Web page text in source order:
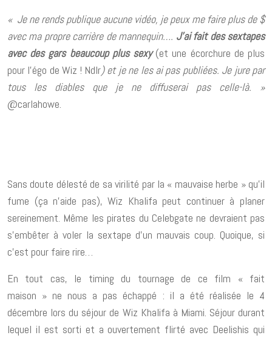
« Je ne rends publique aucune vidéo, je peux me faire plus de $
avec ma propre carrière de mannequin…. J’ai fait des sextapes
avec des gars beaucoup plus sexy(et une écorchure de plus
pour l’égo de Wiz ! Ndlr) et je ne les ai pas publiées. Je jure par
tous les diables que je ne diffuserai pas celle-là. »
@carlahowe.
Sans doute délesté de sa virilité par la « mauvaise herbe » qu’il
fume (ça n’aide pas), Wiz Khalifa peut continuer à planer
sereinement. Même les pirates du Celebgate ne devraient pas
s’embêter à voler la sextape d’un mauvais coup. Quoique, si
c’est pour faire rire…
En tout cas, le timing du tournage de ce film « fait
maison » ne nous a pas échappé : il a été réalisée le 4
décembre lors du séjour de Wiz Khalifa à Miami. Séjour durant
lequel il est sorti et a ouvertement flirté avec Deelishis qui